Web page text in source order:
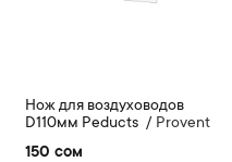
Нож для воздуховодов
D110мм Peducts
Provent
150 сом